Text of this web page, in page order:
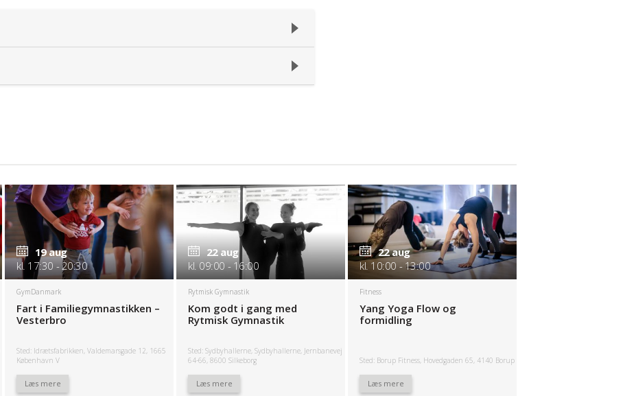
19 aug
kl. 17:30 - 20:30
GymDanmark
Fart i Familiegymnastikken –
Vesterbro
Sted: Idrætsfabrikken, Valdemarsgade 12, 1665
København V
Læs mere
22 aug
kl. 09:00 - 16:00
Rytmisk Gymnastik
Kom godt i gang med
Rytmisk Gymnastik
Sted: Sydbyhallerne, Sydbyhallerne, Jernbanevej
64-66, 8600 Silkeborg
Læs mere
22 aug
kl. 10:00 - 13:00
Fitness
Yang Yoga Flow og
formidling
Sted: Borup Fitness, Hovedgaden 65, 4140 Borup
Læs mere